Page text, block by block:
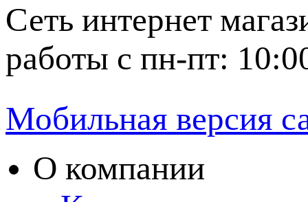
Сеть интернет
работы с пн-пт:
Мобильная версия
О компании